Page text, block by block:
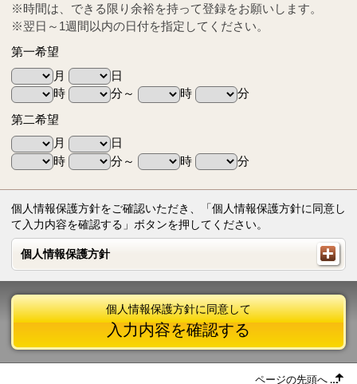
※時間は、できる限り余裕を持って登録をお願いします。
※翌日～1週間以内の日付を指定してください。
第一希望
月
日
時
分～ 時
分
第二希望
月
日
時
分～ 時 分
個人情報保護方針をご確認いただき、「個人情報保護方針に同意し
て入力内容を確認する」ボタンを押してください。
個人情報保護方針
個人情報保護方針
個人情報保護方針に同意して
入力内容を確認する
ページの先頭へ